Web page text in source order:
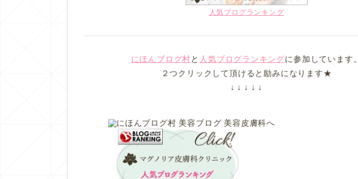
人気ブログランキング
にほんブログ村と 人気ブログランキングに参加しています。
２つクリックして頂けると励みになります★
↓ ↓ ↓ ↓ ↓